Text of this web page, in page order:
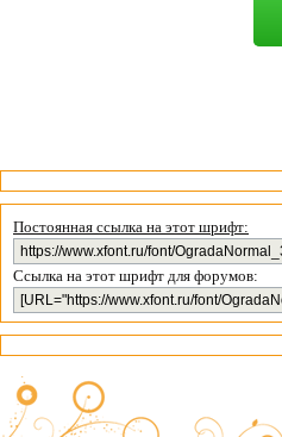
Постоянная ссылка на этот шрифт:
Ссылка на этот шрифт для форумов: